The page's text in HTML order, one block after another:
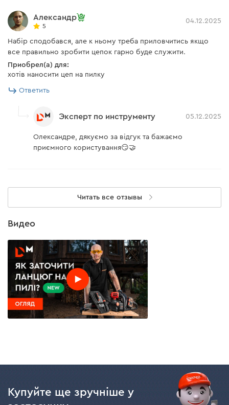
Александр
5
04.12.2025
Набір сподобався, але к ньому треба приловчитись якщо
все правильно зробити цепок гарно буде служити.
Приобрел(а) для:
хотів наносити цеп на пилку
Ответить
Эксперт по инструменту 05.12.2025
Олександре, дякуємо за відгук та бажаємо
приємного користування😏🤝
Читать все отзывы
Видео
Купуйте ще зручніше у